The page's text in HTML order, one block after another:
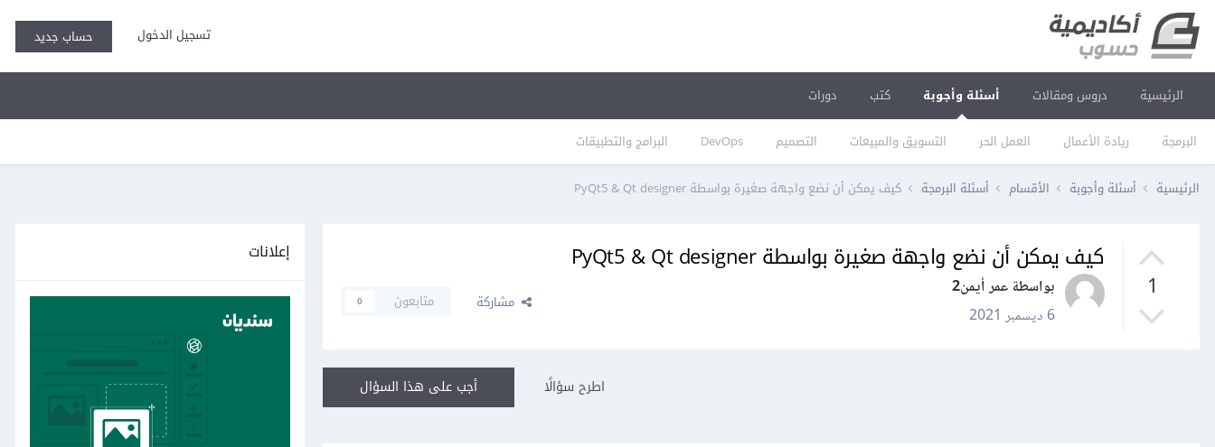
تسجيل الدخول حساب جديد
الرئيسية دروس ومقالات أسئلة وأجوبة
البرمجة ريادة الأعمال العمل الحر التسويق والمبيعات التصميم DevOps البرامج والتطبيقات
كتب دورات
الرئيسية أسئلة وأجوبة الأقسام أسئلة البرمجة كيف يمكن أن نضع واجهة صغيرة بواسطة PyQt5 & Qt designer
1
كيف يمكن أن نضع واجهة صغيرة بواسطة PyQt5 & Qt designer
بواسطة عمر أيمن2
6 ديسمبر 2021
مشاركة متابعون 0
أجب على هذا السؤال اطرح سؤالًا
إعلانات